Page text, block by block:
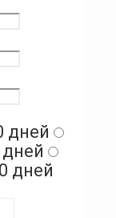
дней
дней